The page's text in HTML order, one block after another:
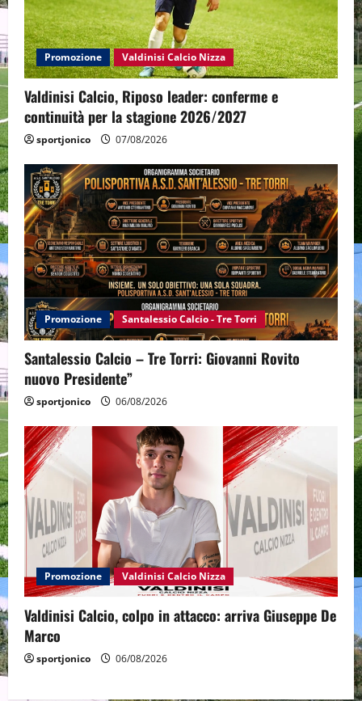
Promozione Valdinisi Calcio Nizza
Valdinisi Calcio, Riposo leader: conferme e
continuità per la stagione 2026/2027
sportjonico 07/08/2026
Promozione Santalessio Calcio - Tre Torri
Santalessio Calcio – Tre Torri: Giovanni Rovito
nuovo Presidente”
sportjonico 06/08/2026
Promozione Valdinisi Calcio Nizza
Valdinisi Calcio, colpo in attacco: arriva Giuseppe De
Marco
sportjonico 06/08/2026